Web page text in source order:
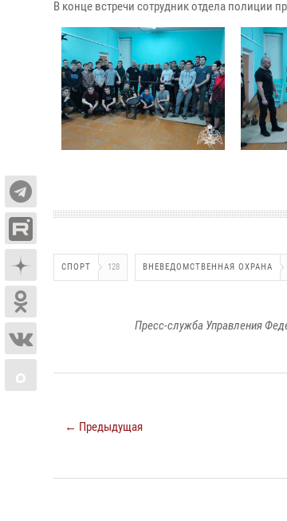
В конце встречи сотрудник отдела полиции
СПОРТ 128 ВНЕВЕДОМСТВЕННАЯ ОХРАНА
Пресс-служба Управления
← Предыдущая